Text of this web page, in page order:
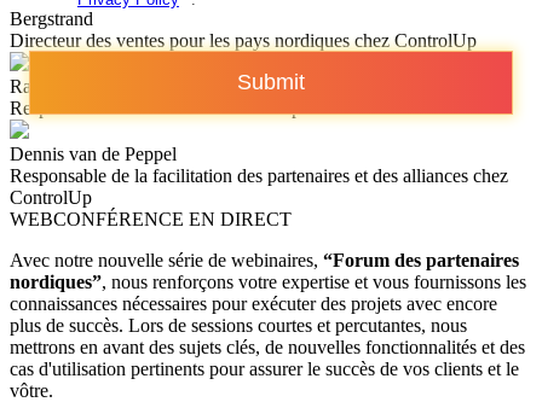
Submit
Bergstrand
Directeur des ventes pour les pays nordiques chez ControlUp
Raphaël Bühner
Responsable de canal chez ControlUp
Dennis van de Peppel
Responsable de la facilitation des partenaires et des alliances chez
ControlUp
WEBCONFÉRENCE EN DIRECT
Avec notre nouvelle série de webinaires, “Forum des partenaires
nordiques”, nous renforçons votre expertise et vous fournissons les
connaissances nécessaires pour exécuter des projets avec encore
plus de succès. Lors de sessions courtes et percutantes, nous
mettrons en avant des sujets clés, de nouvelles fonctionnalités et des
cas d'utilisation pertinents pour assurer le succès de vos clients et le
vôtre.